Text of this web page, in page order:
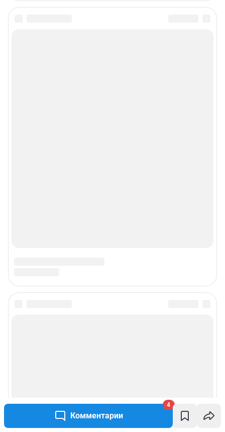
Комментарии
4